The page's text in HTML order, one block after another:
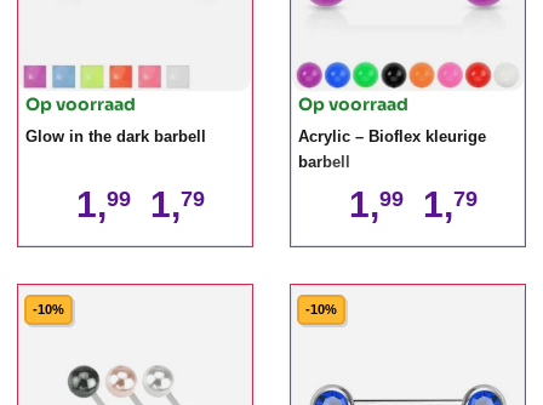
Op voorraad
Glow in the dark barbell
1,99 1,79
Op voorraad
Acrylic – Bioflex kleurige
barbell
1,99 1,79
-10% -10%